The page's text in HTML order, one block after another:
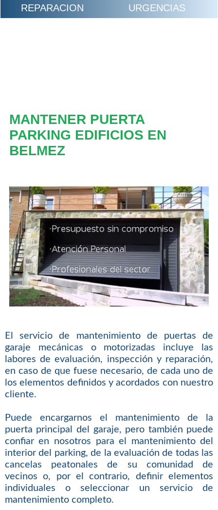
REPARACION URGENCIAS
MANTENER PUERTA
PARKING EDIFICIOS EN
BELMEZ
El servicio de mantenimiento de puertas de
garaje mecánicas o motorizadas incluye las
labores de evaluación, inspección y reparación,
en caso de que fuese necesario, de cada uno de
los elementos definidos y acordados con nuestro
cliente.
Puede encargarnos el mantenimiento de la
puerta principal del garaje, pero también puede
confiar en nosotros para el mantenimiento del
interior del parking, de la evaluación de todas las
cancelas peatonales de su comunidad de
vecinos o, por el contrario, definir elementos
individuales o seleccionar un servicio de
mantenimiento completo.